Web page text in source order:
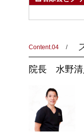
Content.04
院長 水野清